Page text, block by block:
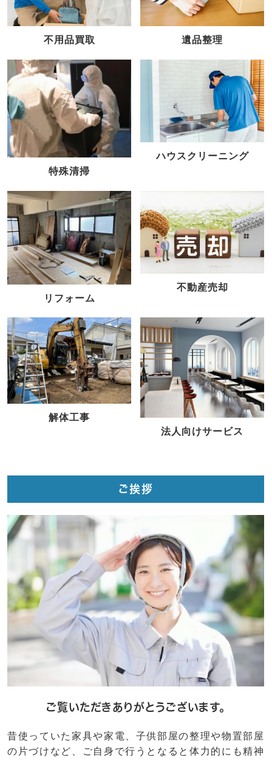
不用品買取 遺品整理
特殊清掃
ハウスクリーニング
リフォーム
不動産売却
解体工事
法人向けサービス
ご挨拶
ご覧いただきありがとうございます。
昔使っていた家具や家電、子供部屋の整理や物置部屋
の片づけなど、ご自身で行うとなると体力的にも精神